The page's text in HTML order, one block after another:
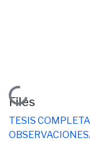
Loading...
Files
TESIS